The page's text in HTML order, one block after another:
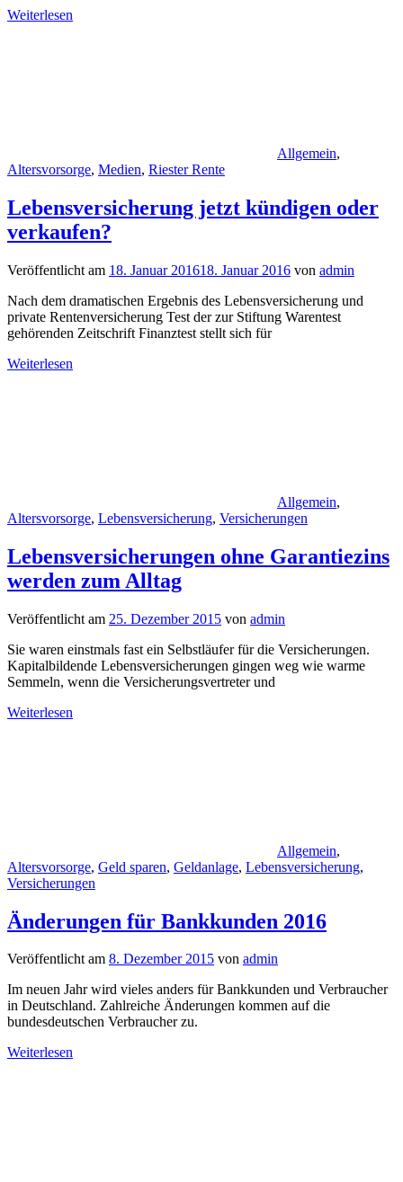
Weiterlesen
Allgemein,
Altersvorsorge, Medien, Riester Rente
Lebensversicherung jetzt kündigen oder
verkaufen?
Veröffentlicht am 18. Januar 201618. Januar 2016 von admin
Nach dem dramatischen Ergebnis des Lebensversicherung und
private Rentenversicherung Test der zur Stiftung Warentest
gehörenden Zeitschrift Finanztest stellt sich für
Weiterlesen
Allgemein,
Altersvorsorge, Lebensversicherung, Versicherungen
Lebensversicherungen ohne Garantiezins
werden zum Alltag
Veröffentlicht am 25. Dezember 2015 von admin
Sie waren einstmals fast ein Selbstläufer für die Versicherungen.
Kapitalbildende Lebensversicherungen gingen weg wie warme
Semmeln, wenn die Versicherungsvertreter und
Weiterlesen
Allgemein,
Altersvorsorge, Geld sparen, Geldanlage, Lebensversicherung,
Versicherungen
Änderungen für Bankkunden 2016
Veröffentlicht am 8. Dezember 2015 von admin
Im neuen Jahr wird vieles anders für Bankkunden und Verbraucher
in Deutschland. Zahlreiche Änderungen kommen auf die
bundesdeutschen Verbraucher zu.
Weiterlesen